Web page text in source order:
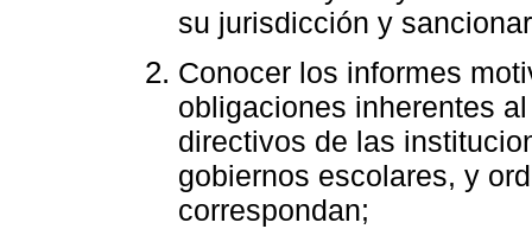
su jurisdicción y
Conocer los informes
obligaciones inherentes
directivos de las
gobiernos escolares, y
correspondan;